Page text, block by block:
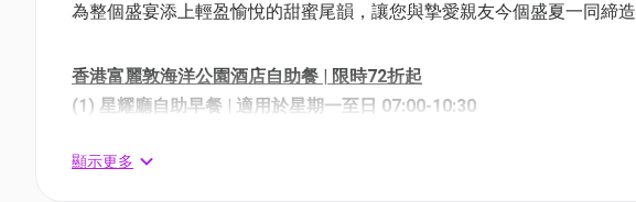
為整個盛宴添上輕盈愉悅的甜蜜尾韻，讓您與摯愛親友今個盛夏一同締造
香港富麗敦海洋公園酒店自助餐 | 限時72折起
(1) 星耀廳自助早餐 | 適用於星期一至日 07:00-10:30
顯示更多